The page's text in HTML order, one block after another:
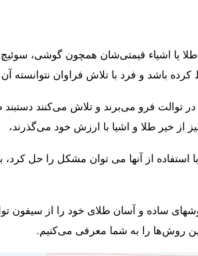
طلا یا اشیاء قیمتی‌شان همچون گوشی،
باشد و فرد با تلاش فراوان نتوانسته آن
توالت فرو می‌برند و تلاش می‌کنند دستبند
از خیر طلا و اشیا با ارزش خود می‌گذرند،
استفاده از آنها می توان مشکل را حل
ساده و آسان طلای خود را از سیفون
روش‌ها را به شما معرفی می‌کنیم.